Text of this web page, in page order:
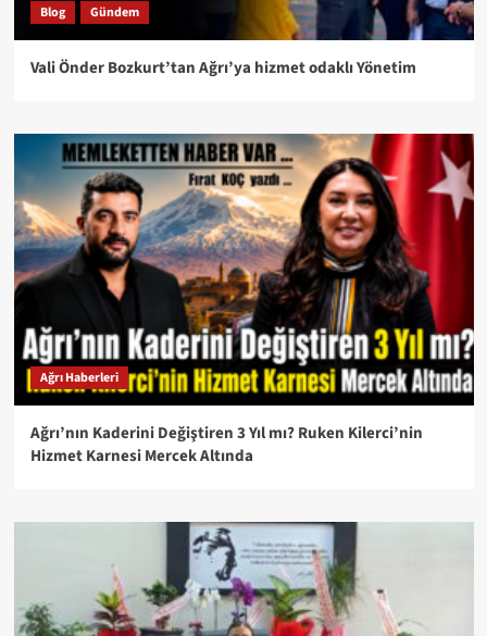
Blog Gündem
Vali Önder Bozkurt’tan Ağrı’ya hizmet odaklı Yönetim
Ağrı Haberleri
Ağrı’nın Kaderini Değiştiren 3 Yıl mı? Ruken Kilerci’nin
Hizmet Karnesi Mercek Altında